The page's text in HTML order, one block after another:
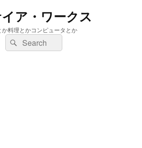
ア・ワークス
か料理とかコンピュータとか
検
索:
検
索